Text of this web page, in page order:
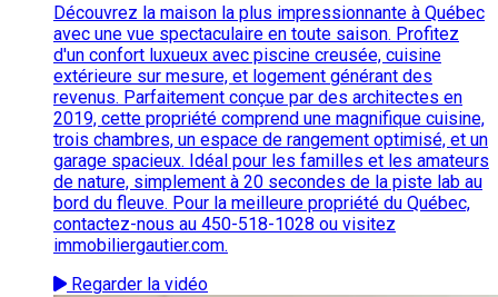
Découvrez la maison la plus impressionnante à Québec
avec une vue spectaculaire en toute saison. Profitez
d'un confort luxueux avec piscine creusée, cuisine
extérieure sur mesure, et logement générant des
revenus. Parfaitement conçue par des architectes en
2019, cette propriété comprend une magnifique cuisine,
trois chambres, un espace de rangement optimisé, et un
garage spacieux. Idéal pour les familles et les amateurs
de nature, simplement à 20 secondes de la piste lab au
bord du fleuve. Pour la meilleure propriété du Québec,
contactez-nous au 450-518-1028 ou visitez
immobiliergautier.com.
Regarder la vidéo